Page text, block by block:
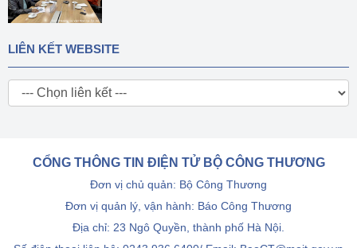
LIÊN KẾT WEBSITE
CỔNG THÔNG TIN ĐIỆN TỬ BỘ CÔNG THƯƠNG
Đơn vị chủ quản: Bộ Công Thương
Đơn vị quản lý, vận hành: Báo Công Thương
Địa chỉ: 23 Ngô Quyền, thành phố Hà Nội.